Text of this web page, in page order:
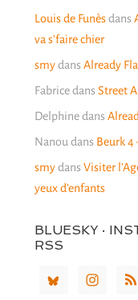
Louis de Funèsdans
va s’faire chier
smydans Already
Fabricedans Street
Delphinedans
Nanou dans Beurk 4
smydans Visiter
yeux d’enfants
BLUESKY ·
RSS